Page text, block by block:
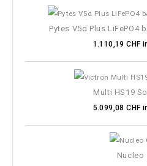
Pytes V5α Plus LiFePO4
1.110,19 CHF
Multi HS19
5.099,08 CHF
Nucleo